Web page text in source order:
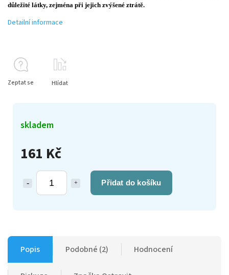
161 Kč
Přidat do košíku
skladem
důležité látky, zejména při jejich zvýšené ztrátě.
Detailní informace
Zeptat se Hlídat
Popis Podobné (2) Hodnocení